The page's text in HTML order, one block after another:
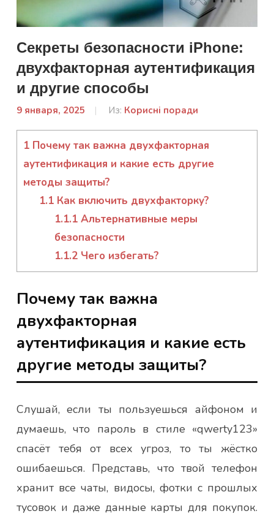
Секреты безопасности iPhone:
двухфакторная аутентификация
и другие способы
9 января, 2025
От:
admin
Из: Корисні поради
1 Почему так важна двухфакторная
аутентификация и какие есть другие
методы защиты?
1.1Как включить двухфакторку?
1.1.1 Альтернативные меры
безопасности
1.1.2 Чего избегать?
Почему так важна
двухфакторная
аутентификация и какие есть
другие методы защиты?
Слушай, если ты пользуешься айфоном и
думаешь, что пароль в стиле «qwerty123»
спасёт тебя от всех угроз, то ты жёстко
ошибаешься. Представь, что твой телефон
хранит все чаты, видосы, фотки с прошлых
тусовок и даже данные карты для покупок.